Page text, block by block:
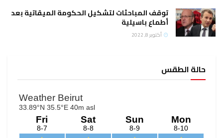
توقف المباحثات لتشكيل الحكومة الميقاتية بعد
أطماع باسيلية
أكتوبر 8, 2022
حالة الطقس